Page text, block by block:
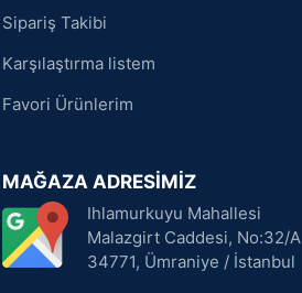
Sipariş Takibi
Karşılaştırma listem
Favori Ürünlerim
MAĞAZA ADRESİMİZ
Ihlamurkuyu Mahallesi
Malazgirt Caddesi, No:32/A
34771, Ümraniye / İstanbul